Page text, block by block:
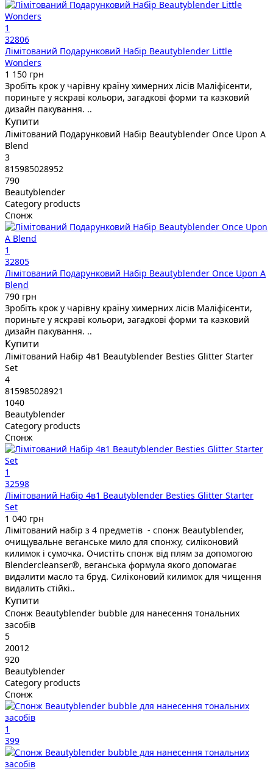
1
32806
Лімітований Подарунковий Набір Beautyblender Little
Wonders
1 150 грн
Зробіть крок у чарівну країну химерних лісів Маліфісенти,
пориньте у яскраві кольори, загадкові форми та казковий
дизайн пакування. ..
Купити
Лімітований Подарунковий Набір Beautyblender Once Upon A
Blend
3
815985028952
790
Beautyblender
Category products
Спонж
1
32805
Лімітований Подарунковий Набір Beautyblender Once Upon A
Blend
790 грн
Зробіть крок у чарівну країну химерних лісів Маліфісенти,
пориньте у яскраві кольори, загадкові форми та казковий
дизайн пакування. ..
Купити
Лімітований Набір 4в1 Beautyblender Besties Glitter Starter
Set
4
815985028921
1040
Beautyblender
Category products
Спонж
1
32598
Лімітований Набір 4в1 Beautyblender Besties Glitter Starter
Set
1 040 грн
Лімітований набір з 4 предметів - спонж Beautyblender,
очищувальне веганське мило для спонжу, силіконовий
килимок і сумочка. Очистіть спонж від плям за допомогою
Blendercleanser®, веганська формула якого допомагає
видалити масло та бруд. Силіконовий килимок для чищення
видалить стійкі..
Купити
Спонж Beautyblender bubble для нанесення тональних
засобів
5
20012
920
Beautyblender
Category products
Спонж
1
399